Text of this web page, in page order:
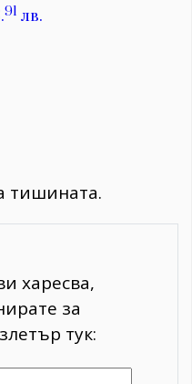
тишината.
харесва,
за
тук: